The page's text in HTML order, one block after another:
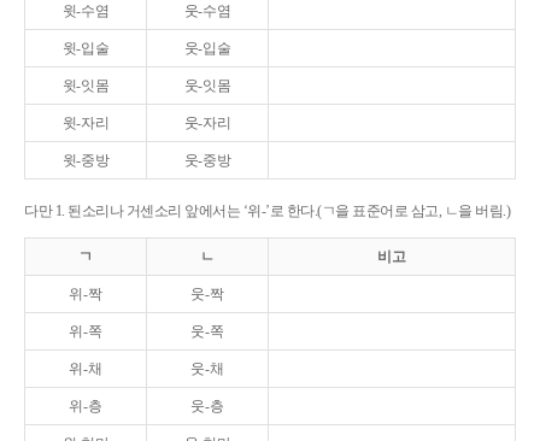
윗-수염 웃-수염
윗-입술 웃-입술
윗-잇몸 웃-잇몸
윗-자리 웃-자리
윗-중방 웃-중방
다만 1. 된소리나 거센소리 앞에서는 ‘위-’로 한다.(ㄱ을 표준어로 삼고, ㄴ을 버림.)
ㄱ ㄴ 비고
위-짝 웃-짝
위-쪽 웃-쪽
위-채 웃-채
위-층 웃-층